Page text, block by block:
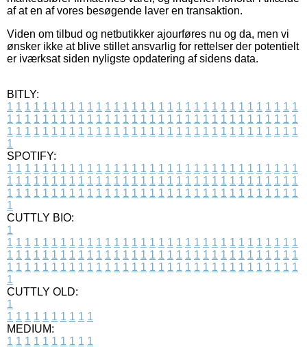
af at en af vores besøgende laver en transaktion.
Viden om tilbud og netbutikker ajourføres nu og da, men vi
ønsker ikke at blive stillet ansvarlig for rettelser der potentielt
er iværksat siden nyligste opdatering af sidens data.
BITLY:
1 1 1 1 1 1 1 1 1 1 1 1 1 1 1 1 1 1 1 1 1 1 1 1 1 1 1 1 1 1 1 1 1
1 1 1 1 1 1 1 1 1 1 1 1 1 1 1 1 1 1 1 1 1 1 1 1 1 1 1 1 1 1 1 1 1
1 1 1 1 1 1 1 1 1 1 1 1 1 1 1 1 1 1 1 1 1 1 1 1 1 1 1 1 1 1 1 1 1
1
SPOTIFY:
1 1 1 1 1 1 1 1 1 1 1 1 1 1 1 1 1 1 1 1 1 1 1 1 1 1 1 1 1 1 1 1 1
1 1 1 1 1 1 1 1 1 1 1 1 1 1 1 1 1 1 1 1 1 1 1 1 1 1 1 1 1 1 1 1 1
1 1 1 1 1 1 1 1 1 1 1 1 1 1 1 1 1 1 1 1 1 1 1 1 1 1 1 1 1 1 1 1 1
1
CUTTLY BIO:
1
1 1 1 1 1 1 1 1 1 1 1 1 1 1 1 1 1 1 1 1 1 1 1 1 1 1 1 1 1 1 1 1 1
1 1 1 1 1 1 1 1 1 1 1 1 1 1 1 1 1 1 1 1 1 1 1 1 1 1 1 1 1 1 1 1 1
1 1 1 1 1 1 1 1 1 1 1 1 1 1 1 1 1 1 1 1 1 1 1 1 1 1 1 1 1 1 1 1 1
1
CUTTLY OLD:
1
1 1 1 1 1 1 1 1 1 1
MEDIUM:
1 1 1 1 1 1 1 1 1 1